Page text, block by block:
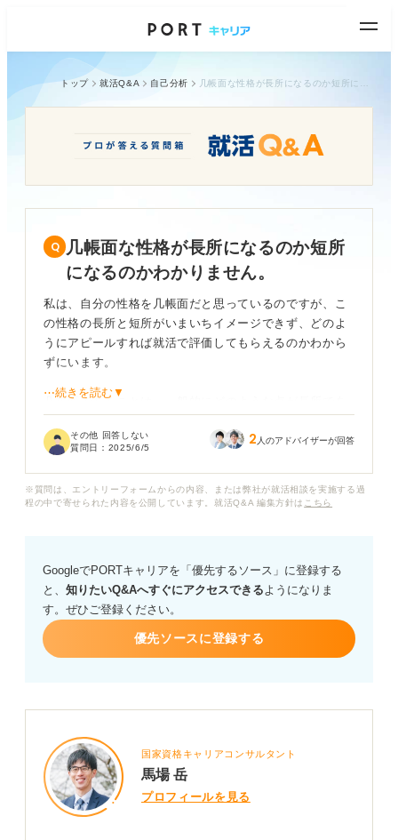
トップ 就活Q&A 自己分析
几帳面な性格が長所になるのか短所
になるのかわかりません。
私は、自分の性格を几帳面だと思っているのですが、こ
の性格の長所と短所がいまいちイメージできず、どのよ
うにアピールすれば就活で評価してもらえるのかわから
ずにいます。
几帳面であることは、一般的にどのような点が長所であ
か？ 具体的な例を挙げていただけると嬉しいです。
どはありますか？ もしあればそれも参考にさせていただ
⋯続きを読む▼
その他 回答しない
質問日： 2025/6/5 2 人のアドバイザーが回答
※質問は、エントリーフォームからの内容、または弊社が就活相談を実施する過
程の中で寄せられた内容を公開しています。就活Q&A 編集方針は こちら
GoogleでPORTキャリアを「優先するソース」に登録する
と、 知りたいQ&Aへすぐにアクセスできるようになりま
す。ぜひご登録ください。
優先ソースに登録する
国家資格キャリアコンサルタント
馬場 岳
プロフィールを見る